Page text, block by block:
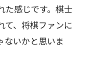
た感じです。棋士
て、将棋ファンに
ないかと思いま